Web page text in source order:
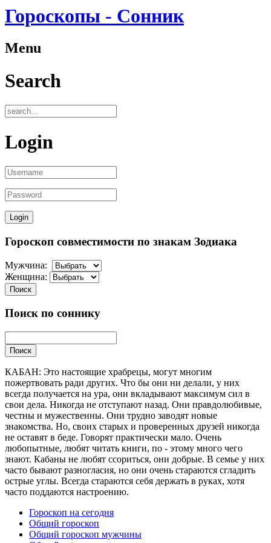
Гороскопы - Сонник
Menu
Search
Login
Гороскоп совместимости по знакам Зодиака
Мужчина:
Женщина:
Поиск
Поиск по соннику
Поиск
КАБАН: Это настоящие храбрецы, могут многим
пожертвовать ради других. Что бы они ни делали, у них
всегда получается на ура, они вкладывают максимум сил в
свои дела. Никогда не отступают назад. Они правдолюбивые,
честны и мужественны. Они трудно заводят новые
знакомства. Но, своих старых и проверенных друзей никогда
не оставят в беде. Говорят практически мало. Очень
любопытные, любят читать книги, по - этому много чего
знают. Кабаны не любят ссориться, они добрые. В семье у них
часто бывают разногласия, но они очень стараются сгладить
острые углы. Всегда стараются себя держать в руках, хотя
часто поддаются настроению.
Гороскоп на сегодня
Общий гороскоп
Общий гороскоп мужчины